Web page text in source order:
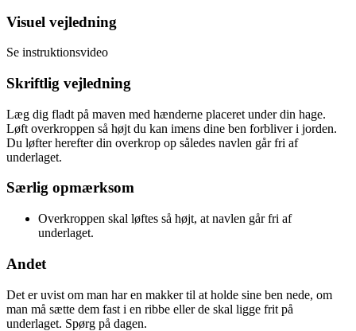
Visuel vejledning
Se instruktionsvideo
Skriftlig vejledning
Læg dig fladt på maven med hænderne placeret under din hage.
Løft overkroppen så højt du kan imens dine ben forbliver i jorden.
Du løfter herefter din overkrop op således navlen går fri af
underlaget.
Særlig opmærksom
Overkroppen skal løftes så højt, at navlen går fri af
underlaget.
Andet
Det er uvist om man har en makker til at holde sine ben nede, om
man må sætte dem fast i en ribbe eller de skal ligge frit på
underlaget. Spørg på dagen.